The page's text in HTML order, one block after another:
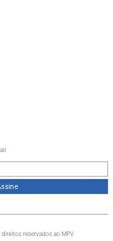
reservados ao MPV